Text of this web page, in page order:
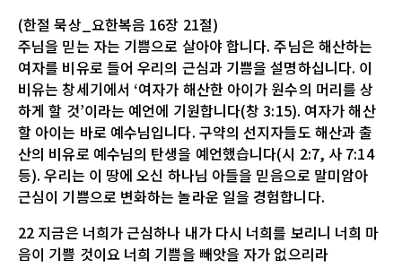
(한절 묵상_요한복음 16장 21절)
주님을 믿는 자는 기쁨으로 살아야 합니다. 주님은 해산하는
여자를 비유로 들어 우리의 근심과 기쁨을 설명하십니다. 이
비유는 창세기에서 ‘여자가 해산한 아이가 원수의 머리를 상
하게 할 것’이라는 예언에 기원합니다(창 3:15). 여자가 해산
할 아이는 바로 예수님입니다. 구약의 선지자들도 해산과 출
산의 비유로 예수님의 탄생을 예언했습니다(시 2:7, 사 7:14
등). 우리는 이 땅에 오신 하나님 아들을 믿음으로 말미암아
근심이 기쁨으로 변화하는 놀라운 일을 경험합니다.
22 지금은 너희가 근심하나 내가 다시 너희를 보리니 너희 마
음이 기쁠 것이요 너희 기쁨을 빼앗을 자가 없으리라